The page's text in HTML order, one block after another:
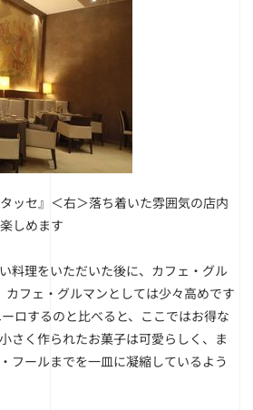
ッセ』 ＜右＞落ち着いた雰囲気の店内
しめます
料理をいただいた後に、カフェ・グル
カフェ・グルマンとしては少々高めです
ロするのと比べると、ここではお得な
さく作られたお菓子は可愛らしく、ま
フールまでを一皿に凝縮しているよう